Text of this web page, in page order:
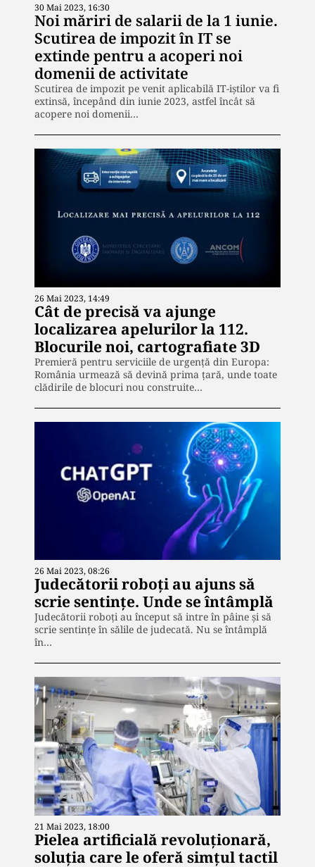
30 Mai 2023, 16:30
Noi măriri de salarii de la 1 iunie.
Scutirea de impozit în IT se
extinde pentru a acoperi noi
domenii de activitate
Scutirea de impozit pe venit aplicabilă IT-iștilor va fi
extinsă, începând din iunie 2023, astfel încât să
acopere noi domenii…
26 Mai 2023, 14:49
Cât de precisă va ajunge
localizarea apelurilor la 112.
Blocurile noi, cartografiate 3D
Premieră pentru serviciile de urgenţă din Europa:
România urmează să devină prima țară, unde toate
clădirile de blocuri nou construite…
26 Mai 2023, 08:26
Judecătorii roboți au ajuns să
scrie sentințe. Unde se întâmplă
Judecătorii roboţi au început să intre în pâine și să
scrie sentințe în sălile de judecată. Nu se întâmplă
în…
21 Mai 2023, 18:00
Pielea artificială revoluţionară,
soluţia care le oferă simţul tactil